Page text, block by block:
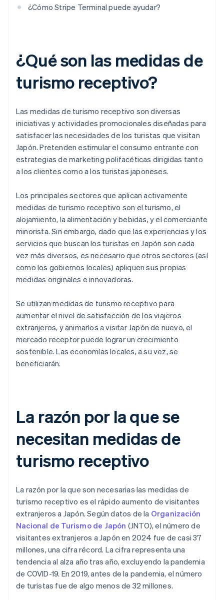
¿Cómo Stripe Terminal puede ayudar?
¿Qué son las medidas de
turismo receptivo?
Las medidas de turismo receptivo son diversas
iniciativas y actividades promocionales diseñadas para
satisfacer las necesidades de los turistas que visitan
Japón. Pretenden estimular el consumo entrante con
estrategias de marketing polifacéticas dirigidas tanto
a los clientes como a los turistas japoneses.
Los principales sectores que aplican activamente
medidas de turismo receptivo son el turismo, el
alojamiento, la alimentación y bebidas, y el comerciante
minorista. Sin embargo, dado que las experiencias y los
servicios que buscan los turistas en Japón son cada
vez más diversos, es necesario que otros sectores (así
como los gobiernos locales) apliquen sus propias
medidas originales e innovadoras.
Se utilizan medidas de turismo receptivo para
aumentar el nivel de satisfacción de los viajeros
extranjeros, y animarlos a visitar Japón de nuevo, el
mercado receptor puede lograr un crecimiento
sostenible. Las economías locales, a su vez, se
beneficiarán.
La razón por la que se
necesitan medidas de
turismo receptivo
La razón por la que son necesarias las medidas de
turismo receptivo es el rápido aumento de visitantes
extranjeros a Japón. Según datos de la Organización
Nacional de Turismo de Japón (JNTO), el número de
visitantes extranjeros a Japón en 2024 fue de casi 37
millones, una cifra récord. La cifra representa una
tendencia al alza año tras año, excluyendo la pandemia
de COVID-19. En 2019, antes de la pandemia, el número
de turistas fue de algo menos de 32 millones.